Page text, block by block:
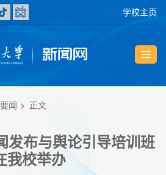
学校主页
闻 正文
发布与舆论引导培训班
我校举办